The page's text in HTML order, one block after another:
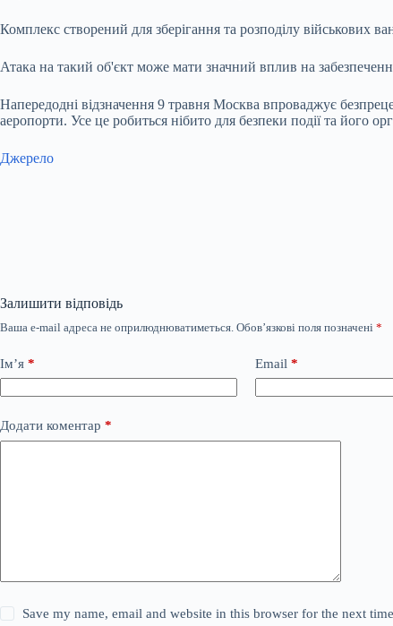
Комплекс створений для зберігання та розподілу військових
Атака на такий об'єкт може мати значний вплив на
Напередодні відзначення 9 травня Москва впроваджує
аеропорти. Усе це робиться нібито для безпеки події та його
Джерело
Залишити відповідь
Ваша e-mail адреса не оприлюднюватиметься. Обов’язкові поля позначені *
Ім’я * Email *
Додати коментар *
Save my name, email and website in this browser for the next